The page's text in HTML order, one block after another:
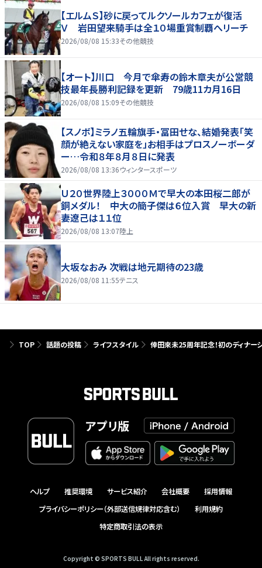
【エルムＳ】砂に戻ってルクソールカフェが復活
Ｖ 岩田望来騎手は全１０場重賞制覇へリーチ
2026/08/08 15:33その他競技
【オート】川口 今月で傘寿の鈴木章夫が公営競
技最年長勝利記録を更新 79歳11カ月16日
2026/08/08 15:09その他競技
【スノボ】ミラノ五輪旗手・冨田せな、結婚発表「笑
顔が絶えない家庭を」お相手はプロスノーボーダ
ー…令和８年８月８日に発表
2026/08/08 13:36ウィンタースポーツ
Ｕ２０世界陸上３０００Ｍで早大の本田桜二郎が
銅メダル！ 中大の簡子傑は６位入賞 早大の新
妻遼己は１１位
2026/08/08 13:07陸上
大坂なおみ 次戦は地元期待の23歳
2026/08/08 11:55テニス
TOP 話題の投稿 ライフスタイル 倖田來未25周年記念！初のディナー
アプリ版
ヘルプ 推奨環境 サービス紹介 会社概要
採用情報
プライバシーポリシー（外部送信規律対応含む）
利用規約
特定商取引法の表示
Copyright © SPORTS BULL All rights reserved.